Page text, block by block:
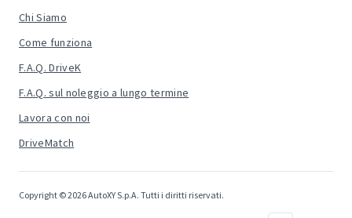
Chi Siamo
Come funziona
F.A.Q. DriveK
F.A.Q. sul noleggio a lungo termine
Lavora con noi
DriveMatch
Copyright © 2026 AutoXY S.p.A. Tutti i diritti riservati.